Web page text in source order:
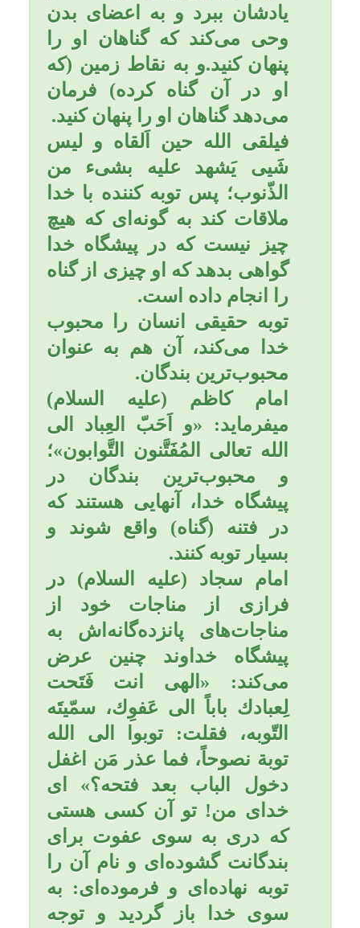
گشوده غفلت كرده‌اند،
چيست؟
عزیزم؛ البته يكى از اركان مهم
توبه، جبران گناه است، كه
موجب شستن آثار گناه شده و
زدودن رسوبات گناه
مى‌گردد.از اين جبران، در
اسلام با عنوان «كفارات و
تكفير» «پوشاندن و پاك كردن»
ياد مى‌شود.«تكفير» در مقابل
«اِحباط» است، احباط يعنى
انسان با ارتكاب گناه، كارهاى
نيك خود را پوچ و بى اثر كند،
ولى تكفير يعنى انسان با
كارهاى نيك، آثار گناهان از
چهره جان خود بزدايد، به
عبارت روشن‌تر توبه داراى دو
مرحله است:
2) تقويت روح و جان با اعمال
نيك.
عزیزم؛ در توبه کردن فقط
ترك گناه و پشيمانى، كفايت
نمى‌كند. بلكه بايد آثارى را كه
گناهان در زندگى انسان پديد
آورده‌اند با كارهاى نيك، جبران
و اصلاح نمود !به همین دلیل به:
تقويت روح و جان با اعمال
نيك. توصیه شده است.
پیامبر اکرم (صلی الله علیه
وآله و سلّم) میفرماید: کسی
که از گناهش توبه کند :
1- خداوند برایش در دنیا و
آخرت هزار در رحمت می
گشاید؛
2- هر صبح و شب در رضایت
خدا است؛
3- برای هر رکعت نماز
مستحبی که می خواند عبادت
یک سال نوشته می شود؛
4- هر آیه ای از قرآن را که
قرائت می کند برایش نوری بر
صراط خواهد شد؛
5- هر صبح و شام ثواب یک نبی
برایش نوشته می شود؛
6- به عدد هر حرفی از استغفار
و تسبیحش ثواب حج و عمره
نوشته می شود؛
7- هر آیه ای برای او شهری در
بهشت است؛
8- قبرش پر از نور و چهره اش
سفید می شود؛
9- به عدد هر مویی در بدنش